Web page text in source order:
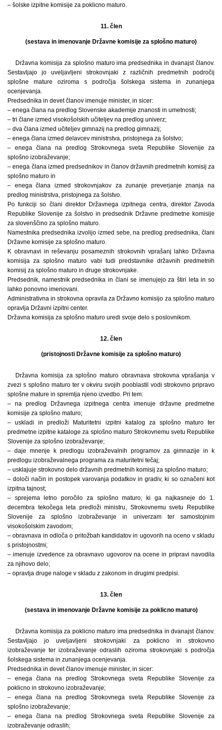
– šolske izpitne komisije za poklicno maturo.
11. člen
(sestava in imenovanje Državne komisije za splošno maturo)
Državna komisija za splošno maturo ima predsednika in dvanajst članov.
Sestavljajo jo uveljavljeni strokovnjaki z različnih predmetnih področij
splošne mature oziroma s področja šolskega sistema in zunanjega
ocenjevanja.
Predsednika in devet članov imenuje minister, in sicer:
– enega člana na predlog Slovenske akademije znanosti in umetnosti;
– tri člane izmed visokošolskih učiteljev na predlog univerz;
– dva člana izmed učiteljev gimnazij na predlog gimnazij;
– enega člana izmed delavcev ministrstva, pristojnega za šolstvo;
– enega člana na predlog Strokovnega sveta Republike Slovenije za
splošno izobraževanje;
– enega člana izmed predsednikov in članov državnih predmetnih komisij za
splošno maturo in
– enega člana izmed strokovnjakov za zunanje preverjanje znanja na
predlog ministrstva, pristojnega za šolstvo.
Po funkciji so člani direktor Državnega izpitnega centra, direktor Zavoda
Republike Slovenije za šolstvo in predsednik Državne predmetne komisije
za slovenščino za splošno maturo.
Namestnika predsednika izvolijo izmed sebe, na predlog predsednika, člani
Državne komisije za splošno maturo.
K obravnavi in reševanju posameznih strokovnih vprašanj lahko Državna
komisija za splošno maturo vabi tudi predstavnike državnih predmetnih
komisij za splošno maturo in druge strokovnjake.
Predsednik, namestnik predsednika in člani se imenujejo za štiri leta in so
lahko ponovno imenovani.
Administrativna in strokovna opravila za Državno komisijo za splošno maturo
opravlja Državni izpitni center.
Državna komisija za splošno maturo uredi svoje delo s poslovnikom.
12. člen
(pristojnosti Državne komisije za splošno maturo)
Državna komisija za splošno maturo obravnava strokovna vprašanja v
zvezi s splošno maturo ter v okviru svojih pooblastil vodi strokovno pripravo
splošne mature in spremlja njeno izvedbo. Pri tem:
– na predlog Državnega izpitnega centra imenuje državne predmetne
komisije za splošno maturo;
– uskladi in predloži Maturitetni izpitni katalog za splošno maturo ter
predmetne izpitne kataloge za splošno maturo Strokovnemu svetu Republike
Slovenije za splošno izobraževanje;
– daje mnenje k predlogu izobraževalnih programov za gimnazije in k
predlogu izobraževalnega programa za maturitetni tečaj;
– usklajuje strokovno delo državnih predmetnih komisij za splošno maturo;
– določi način in postopek varovanja podatkov in gradiv, ki so označeni kot
izpitna tajnost;
– sprejema letno poročilo za splošno maturo, ki ga najkasneje do 1.
decembra tekočega leta predloži ministru, Strokovnemu svetu Republike
Slovenije za splošno izobraževanje in univerzam ter samostojnim
visokošolskim zavodom;
– obravnava in odloča o pritožbah kandidatov in ugovorih na oceno v skladu
s pristojnostmi;
– imenuje izvedence za obravnavo ugovorov na ocene in pripravi navodila
za njihovo delo;
– opravlja druge naloge v skladu z zakonom in drugimi predpisi.
13. člen
(sestava in imenovanje Državne komisije za poklicno maturo)
Državna komisija za poklicno maturo ima predsednika in dvanajst članov.
Sestavljajo jo uveljavljeni strokovnjaki za poklicno in strokovno
izobraževanje ter izobraževanje odraslih oziroma strokovnjaki s področja
šolskega sistema in zunanjega ocenjevanja.
Predsednika in devet članov imenuje minister, in sicer:
– enega člana na predlog Strokovnega sveta Republike Slovenije za
poklicno in strokovno izobraževanje;
– enega člana na predlog Strokovnega sveta Republike Slovenije za
splošno izobraževanje;
– enega člana na predlog Strokovnega sveta Republike Slovenije za
izobraževanje odraslih;